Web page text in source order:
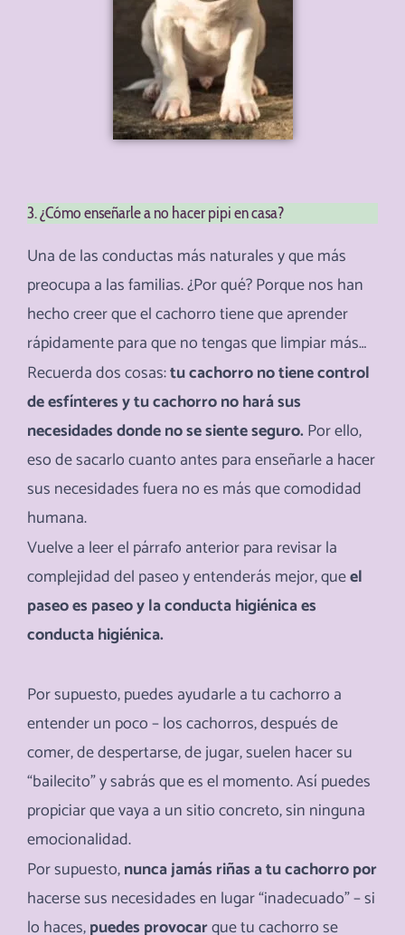
3. ¿Cómo enseñarle a no hacer pipi en casa?
Una de las conductas más naturales y que más
preocupa a las familias. ¿Por qué? Porque nos han
hecho creer que el cachorro tiene que aprender
rápidamente para que no tengas que limpiar más…
Recuerda dos cosas:tu cachorro no tiene control
de esfínteres y tu cachorro no hará sus
necesidades donde no se siente seguro. Por ello,
eso de sacarlo cuanto antes para enseñarle a hacer
sus necesidades fuera no es más que comodidad
humana.
Vuelve a leer el párrafo anterior para revisar la
complejidad del paseo y entenderás mejor, queel
paseo es paseo y la conducta higiénica es
conducta higiénica.
Por supuesto, puedes ayudarle a tu cachorro a
entender un poco – los cachorros, después de
comer, de despertarse, de jugar, suelen hacer su
“bailecito” y sabrás que es el momento. Así puedes
propiciar que vaya a un sitio concreto, sin ninguna
emocionalidad.
Por supuesto,nunca jamás riñas a tu cachorro por
hacerse sus necesidades en lugar “inadecuado” – si
lo haces,puedes provocarque tu cachorro se